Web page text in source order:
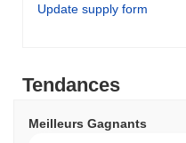
Update supply form
Tendances
Meilleurs Gagnants